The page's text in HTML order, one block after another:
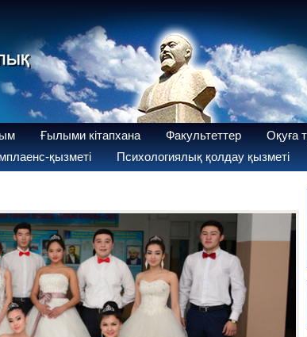
Ғылыми кітапхана Факультеттер Оқуға
қызметі Психологиялық қолдау қызметі